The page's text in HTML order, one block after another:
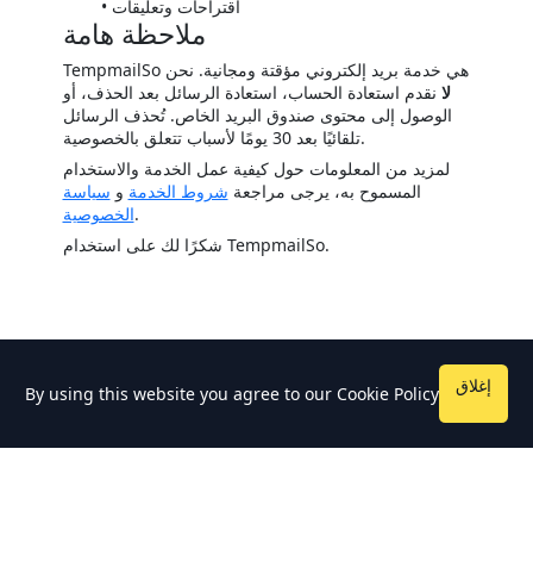
اقتراحات وتعليقات
ملاحظة هامة
TempmailSo هي خدمة بريد إلكتروني مؤقتة ومجانية. نحن
لا نقدم استعادة الحساب، استعادة الرسائل بعد الحذف، أو
الوصول إلى محتوى صندوق البريد الخاص. تُحذف الرسائل
تلقائيًا بعد 30 يومًا لأسباب تتعلق بالخصوصية.
لمزيد من المعلومات حول كيفية عمل الخدمة والاستخدام
المسموح به، يرجى مراجعة شروط الخدمة و سياسة
الخصوصية.
شكرًا لك على استخدام TempmailSo.
By using this website you agree to our Cookie Policy إغلاق